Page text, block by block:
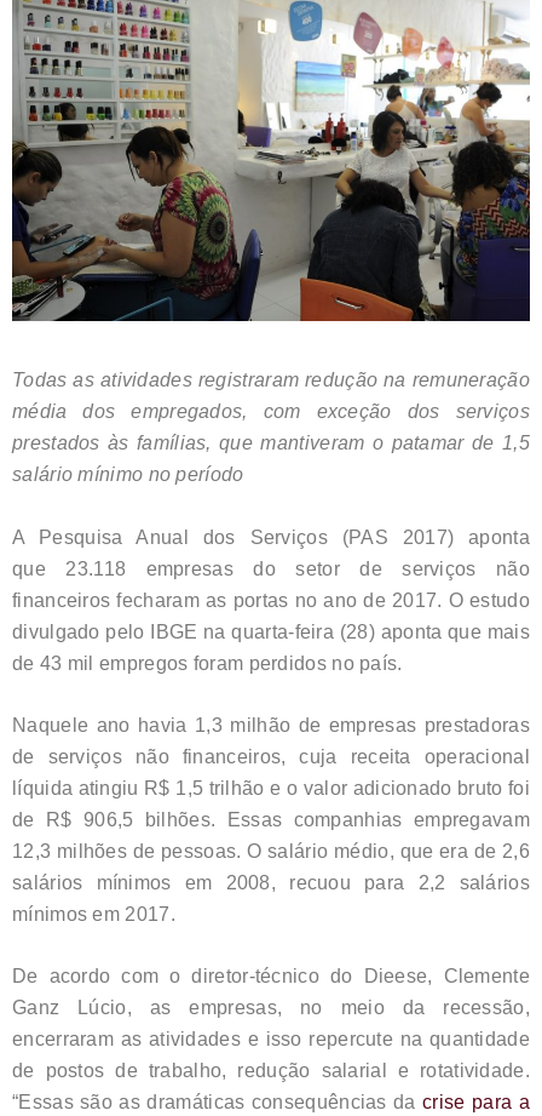
Todas as atividades registraram redução na remuneração
média dos empregados, com exceção dos serviços
prestados às famílias, que mantiveram o patamar de 1,5
salário mínimo no período
A Pesquisa Anual dos Serviços (PAS 2017) aponta
que 23.118 empresas do setor de serviços não
financeiros fecharam as portas no ano de 2017. O estudo
divulgado pelo IBGE na quarta-feira (28) aponta que mais
de 43 mil empregos foram perdidos no país.
Naquele ano havia 1,3 milhão de empresas prestadoras
de serviços não financeiros, cuja receita operacional
líquida atingiu R$ 1,5 trilhão e o valor adicionado bruto foi
de R$ 906,5 bilhões. Essas companhias empregavam
12,3 milhões de pessoas. O salário médio, que era de 2,6
salários mínimos em 2008, recuou para 2,2 salários
mínimos em 2017.
De acordo com o diretor-técnico do Dieese, Clemente
Ganz Lúcio, as empresas, no meio da recessão,
encerraram as atividades e isso repercute na quantidade
de postos de trabalho, redução salarial e rotatividade.
“Essas são as dramáticas consequências dacrise para a